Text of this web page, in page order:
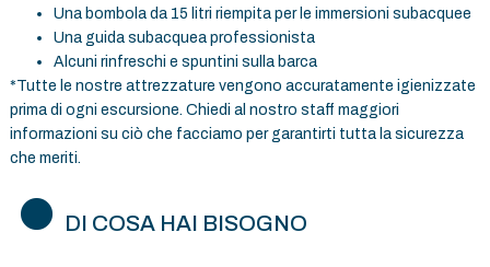
Una bombola da 15 litri riempita per le immersioni subacquee
Una guida subacquea professionista
Alcuni rinfreschi e spuntini sulla barca
*Tutte le nostre attrezzature vengono accuratamente igienizzate
prima di ogni escursione. Chiedi al nostro staff maggiori
informazioni su ciò che facciamo per garantirti tutta la sicurezza
che meriti.
DI COSA HAI BISOGNO